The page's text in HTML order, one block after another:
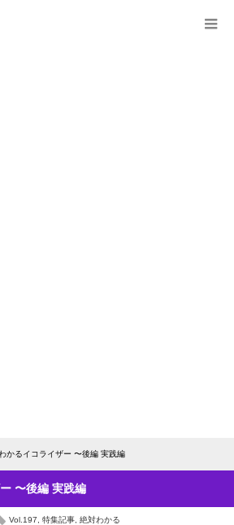
かるイコライザー 〜後編 実践編
〜後編 実践編
Vol.197 特集記事 絶対わかる